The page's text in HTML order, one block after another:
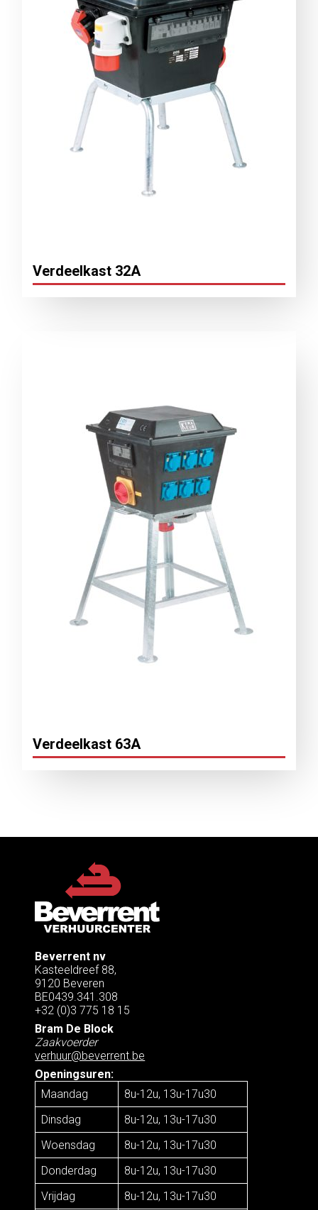
Verdeelkast 32A
Verdeelkast 63A
Beverrent nv
Kasteeldreef 88,
9120 Beveren
BE0439.341.308
+32 (0)3 775 18 15
Bram De Block
Zaakvoerder
verhuur@beverrent.be
Openingsuren:
Maandag
8u-12u, 13u-17u30
Dinsdag
8u-12u, 13u-17u30
Woensdag
8u-12u, 13u-17u30
Donderdag
8u-12u, 13u-17u30
Vrijdag
8u-12u, 13u-17u30